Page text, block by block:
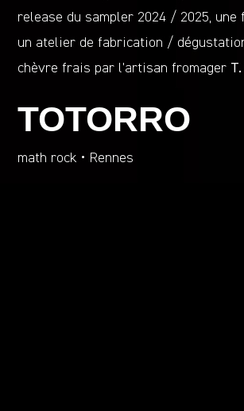
release du sampler 2024 / 2025,
un atelier de fabrication /
chèvre frais par l’artisan fromager
TOTORRO
math rock • Rennes